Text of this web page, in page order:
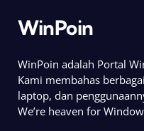
WinPoin
WinPoin adalah Portal
Kami membahas
laptop, dan
We’re heaven for